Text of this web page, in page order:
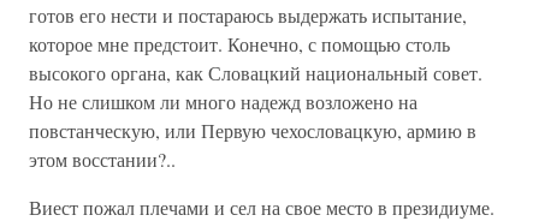
готов его нести и постараюсь выдержать испытание,
которое мне предстоит. Конечно, с помощью столь
высокого органа, как Словацкий национальный совет.
Но не слишком ли много надежд возложено на
повстанческую, или Первую чехословацкую, армию в
этом восстании?..
Виест пожал плечами и сел на свое место в президиуме.